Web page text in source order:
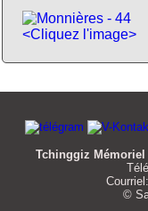
<Cliquez l'image>
Tchinggiz Mémoriel
Courriel:
©